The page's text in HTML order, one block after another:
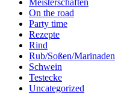
On the road
Party time
Rezepte
Rind
Rub/Soßen/Marinaden
Schwein
Testecke
Uncategorized